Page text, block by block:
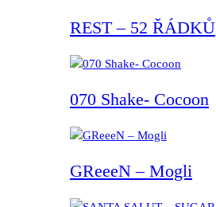
REST – 52 ŘÁDKŮ
070 Shake- Cocoon
GReeeN – Mogli